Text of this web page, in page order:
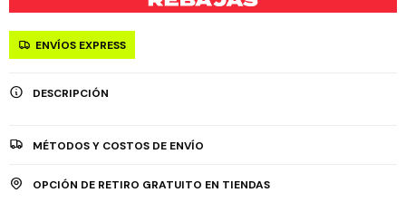
ENVÍOS EXPRESS
DESCRIPCIÓN
MÉTODOS Y COSTOS DE ENVÍO
OPCIÓN DE RETIRO GRATUITO EN TIENDAS